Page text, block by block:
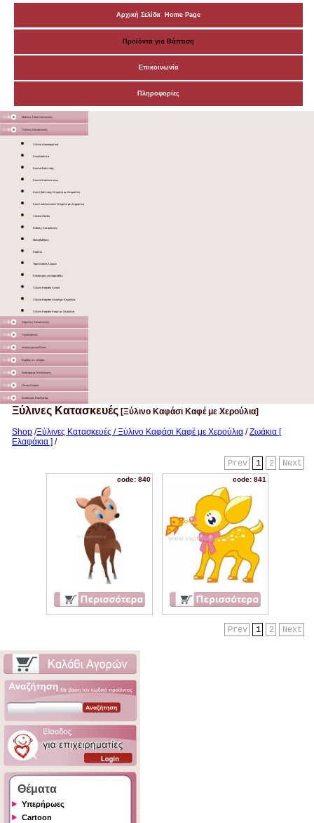
Αρχική Σελίδα Home Page
Προϊόντα για Βάπτιση
Επικοινωνία
Πληροφορίες
Μάσκες Προστατευτικές
Ξύλινες Κατασκευές
Ξύλινα Διακοσμητικά
Κουκλόσπιτα
Κουτιά Βάπτισης
Κουτιά Καλλυντικών
Κουτί βάπτισης Ντυμένο με Δερματίνη
Κουτί καλλυντικών Ντυμένο με Δερματίνη
Ξύλινα Sticks
Ειδικές Κατασκευές
Μολυβοθήκες
Κασπώ
Ταμπελάκια Χώρων
Καλόγερος για λαμπάδες
Ξύλινο Καφάσι Λευκό
Ξύλινο Καφάσι Λευκό με Χερούλια
Ξύλινο Καφάσι Καφέ με Χερούλια
Χάρτινες Κατασκευές
Υφασμάτινα
Διακοσμητικά Σταντ
Καμβάς σε τελάρο
Διάφορα με Εκτύπωση
Γλειφιτζούρια
Στολισμός Εκκλησίας
Ξύλινες Κατασκευές [Ξύλινο Καφάσι Καφέ με Χερούλια]
Shop /Ξύλινες Κατασκευές / Ξύλινο Καφάσι Καφέ με Χερούλια /Ζωάκια [
Ελαφάκια ] /
Next
2
1
Prev
code: 840 code: 841
Next
2
1
Prev
Θέματα
Υπερήρωες
Cartoon